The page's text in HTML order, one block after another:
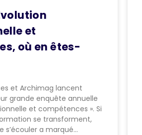
et
où en êtes-
et Archimag lancent
grande enquête annuelle
et compétences ». Si
se transforment,
s’écouler a marqué…